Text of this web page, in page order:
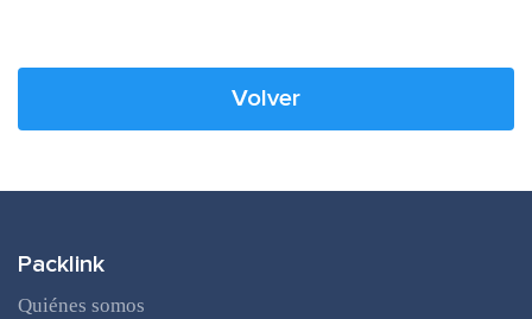
Volver
Packlink
Quiénes somos